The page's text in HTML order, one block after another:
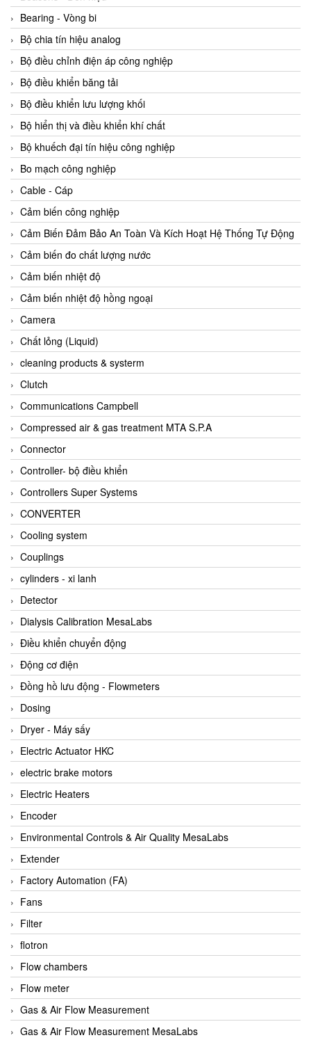
ADFweb Vietnam
Adler Vietnam
Ados Vietnam
Advanced Energy Vietnam
Advantech Vietnam
Agate Vietnam
AGR International Vietnam
Aichi Tokei Denki Vietnam
Aii Vietnam
AIKOH
AINUO Vietnam
AIR MAJOR
Aira Euro Automation
Airtac Vietnam
Airtec Vietnam
AI-Tek Vietnam
Akerstroms Viet Nam
AKO Armaturen & Separationstechnik
AKO Armaturen & Separationstechnik Vietnam
AKUSENSE
ALA OFFICINE SPA
Albrecht-Automatik Viet Nam
Allen Bradley Vietnam
Alpha Moisture Vietnam
Alpha-Achem Vietnam
Alphino
ALRE-IT Vietnam
Altech
Amarillo Gear
Ametek
AMPTRON Vietnam
AND Vietnam
ANDERSON-NEGELE
ANDILOG Technologies Vietnam
Anritsu
ANTEC S.A
Antico pumps
Anybus/ HMS
AOBEN
Apex Dynamics Vietnam
Apex Dynamics Vietnam
Apiste
APLISENS VietNam
Apollo Fire
Appleton
AQ Matic
Aqualabo Vietnam
Aquametro
Bearing - Vòng bi
Bộ chia tín hiệu analog
Bộ điều chỉnh điện áp công nghiệp
Bộ điều khiển băng tải
Bộ điều khiển lưu lượng khối
Bộ hiển thị và điều khiển khí chất
Bộ khuếch đại tín hiệu công nghiệp
Bo mạch công nghiệp
Cable - Cáp
Cảm biến công nghiệp
Cảm Biến Đảm Bảo An Toàn Và Kích Hoạt Hệ Thống Tự Động
Cảm biến đo chất lượng nước
Cảm biến nhiệt độ
Cảm biến nhiệt độ hồng ngoại
Camera
Chất lỏng (Liquid)
cleaning products & systerm
Clutch
Communications Campbell
Compressed air & gas treatment MTA S.P.A
Connector
Controller- bộ điều khiển
Controllers Super Systems
CONVERTER
Cooling system
Couplings
cylinders - xi lanh
Detector
Dialysis Calibration MesaLabs
Điều khiển chuyển động
Động cơ điện
Đồng hồ lưu động - Flowmeters
Dosing
Dryer - Máy sấy
Electric Actuator HKC
electric brake motors
Electric Heaters
Encoder
Environmental Controls & Air Quality MesaLabs
Extender
Factory Automation (FA)
Fans
Filter
flotron
Flow chambers
Flow meter
Gas & Air Flow Measurement
Gas & Air Flow Measurement MesaLabs